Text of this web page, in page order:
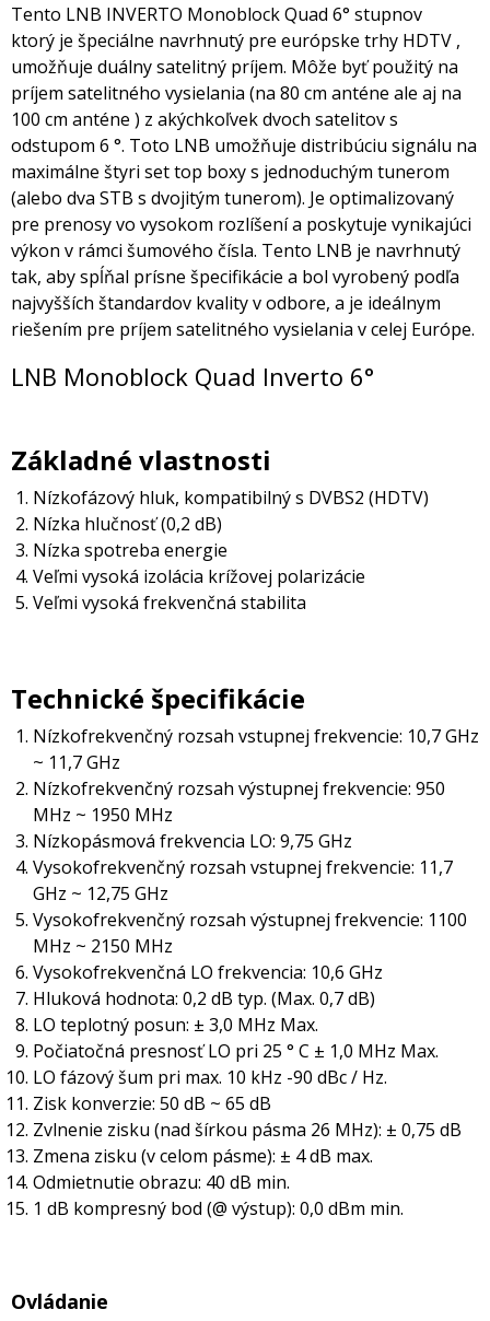
Tento LNB INVERTO Monoblock Quad 6° stupnov
ktorý je špeciálne navrhnutý pre európske trhy HDTV ,
umožňuje duálny satelitný príjem. Môže byť použitý na
príjem satelitného vysielania (na 80 cm anténe ale aj na
100 cm anténe ) z akýchkoľvek dvoch satelitov s
odstupom 6 °. Toto LNB umožňuje distribúciu signálu na
maximálne štyri set top boxy s jednoduchým tunerom
(alebo dva STB s dvojitým tunerom). Je optimalizovaný
pre prenosy vo vysokom rozlíšení a poskytuje vynikajúci
výkon v rámci šumového čísla. Tento LNB je navrhnutý
tak, aby spĺňal prísne špecifikácie a bol vyrobený podľa
najvyšších štandardov kvality v odbore, a je ideálnym
riešením pre príjem satelitného vysielania v celej Európe.
LNB Monoblock Quad Inverto 6°
Základné vlastnosti
Nízkofázový hluk, kompatibilný s DVBS2 (HDTV)
Nízka hlučnosť (0,2 dB)
Nízka spotreba energie
Veľmi vysoká izolácia krížovej polarizácie
Veľmi vysoká frekvenčná stabilita
Technické špecifikácie
Nízkofrekvenčný rozsah vstupnej frekvencie: 10,7 GHz
~ 11,7 GHz
Nízkofrekvenčný rozsah výstupnej frekvencie: 950
MHz ~ 1950 MHz
Nízkopásmová frekvencia LO: 9,75 GHz
Vysokofrekvenčný rozsah vstupnej frekvencie: 11,7
GHz ~ 12,75 GHz
Vysokofrekvenčný rozsah výstupnej frekvencie: 1100
MHz ~ 2150 MHz
Vysokofrekvenčná LO frekvencia: 10,6 GHz
Hluková hodnota: 0,2 dB typ. (Max. 0,7 dB)
LO teplotný posun: ± 3,0 MHz Max.
Počiatočná presnosť LO pri 25 ° C ± 1,0 MHz Max.
LO fázový šum pri max. 10 kHz -90 dBc / Hz.
Zisk konverzie: 50 dB ~ 65 dB
Zvlnenie zisku (nad šírkou pásma 26 MHz): ± 0,75 dB
Zmena zisku (v celom pásme): ± 4 dB max.
Odmietnutie obrazu: 40 dB min.
1 dB kompresný bod (@ výstup): 0,0 dBm min.
Ovládanie